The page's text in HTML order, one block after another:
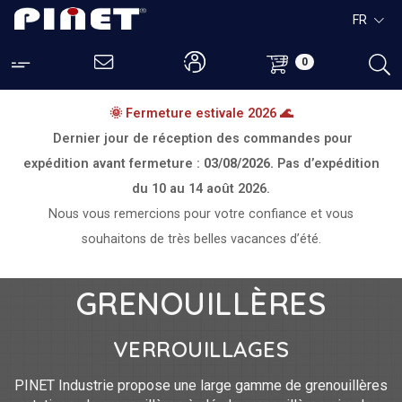
0
FR
🌞 Fermeture estivale 2026 🌊
Dernier jour de réception des commandes pour
expédition avant fermeture : 03/08/2026. Pas d’expédition
du 10 au 14 août 2026.
Nous vous remercions pour votre confiance et vous
souhaitons de très belles vacances d’été.
GRENOUILLÈRES
VERROUILLAGES
PINET Industrie propose une large gamme de grenouillères